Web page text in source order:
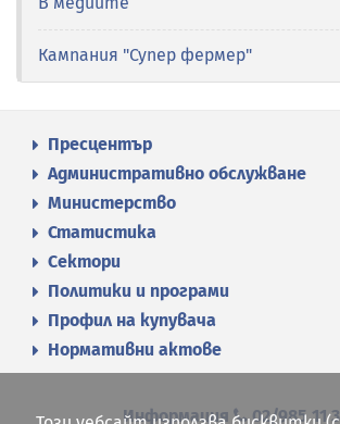
Кампания "Супер фермер"
Пресцентър
Административно обслужване
Министерство
Статистика
Сектори
Политики и програми
Профил на купувача
Нормативни актове
Информация 02/985 11